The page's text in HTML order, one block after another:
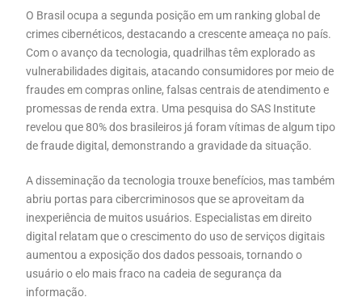
O Brasil ocupa a segunda posição em um ranking global de
crimes cibernéticos, destacando a crescente ameaça no país.
Com o avanço da tecnologia, quadrilhas têm explorado as
vulnerabilidades digitais, atacando consumidores por meio de
fraudes em compras online, falsas centrais de atendimento e
promessas de renda extra. Uma pesquisa do SAS Institute
revelou que 80% dos brasileiros já foram vítimas de algum tipo
de fraude digital, demonstrando a gravidade da situação.
A disseminação da tecnologia trouxe benefícios, mas também
abriu portas para cibercriminosos que se aproveitam da
inexperiência de muitos usuários. Especialistas em direito
digital relatam que o crescimento do uso de serviços digitais
aumentou a exposição dos dados pessoais, tornando o
usuário o elo mais fraco na cadeia de segurança da
informação.